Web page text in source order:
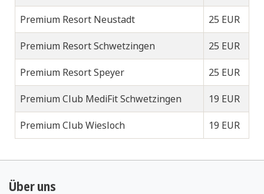
Premium Resort Neustadt 25 EUR
Premium Resort Schwetzingen 25 EUR
Premium Resort Speyer 25 EUR
Premium Club MediFit Schwetzingen 19 EUR
Premium Club Wiesloch 19 EUR
Über uns